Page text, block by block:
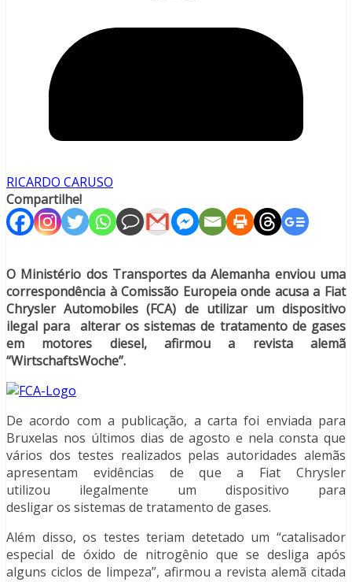
RICARDO CARUSO
Compartilhe!
O Ministério dos Transportes da Alemanha enviou uma
correspondência à Comissão Europeia onde acusa a Fiat
Chrysler Automobiles (FCA) de utilizar um dispositivo
ilegal para alterar os sistemas de tratamento de gases
em motores diesel, afirmou a revista alemã
“WirtschaftsWoche”.
De acordo com a publicação, a carta foi enviada para
Bruxelas nos últimos dias de agosto e nela consta que
vários dos testes realizados pelas autoridades alemãs
apresentam evidências de que a Fiat Chrysler
utilizou ilegalmente um dispositivo para
desligar os sistemas de tratamento de gases.
Além disso, os testes teriam detetado um “catalisador
especial de óxido de nitrogênio que se desliga após
alguns ciclos de limpeza”, afirmou a revista alemã citada